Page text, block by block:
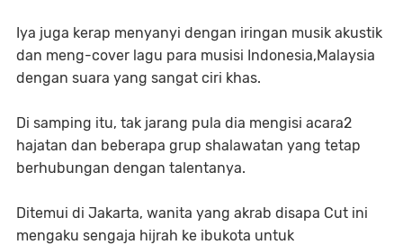
Iya juga kerap menyanyi dengan iringan musik akustik
dan meng-cover lagu para musisi Indonesia,Malaysia
dengan suara yang sangat ciri khas.
Di samping itu, tak jarang pula dia mengisi acara2
hajatan dan beberapa grup shalawatan yang tetap
berhubungan dengan talentanya.
Ditemui di Jakarta, wanita yang akrab disapa Cut ini
mengaku sengaja hijrah ke ibukota untuk